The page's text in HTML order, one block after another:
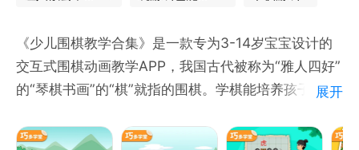
《少儿围棋教学合集》是一款专为3-14岁宝宝设计的
交互式围棋动画教学APP，我国古代被称为“雅人四好”
的“琴棋书画”的“棋”就指的围棋。学棋能培养孩子的专
等， 让孩子启智慧、陶情操，交睿友、懂礼仪，扩眼
展开